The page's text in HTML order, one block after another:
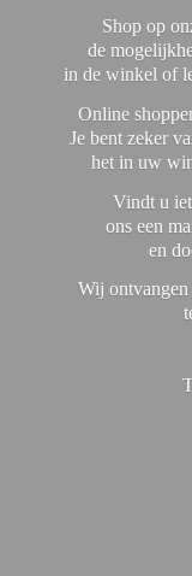
Shop op
de
in de winkel of
Online
Je bent zeker
het in uw
Vindt u
ons een
en
Wij